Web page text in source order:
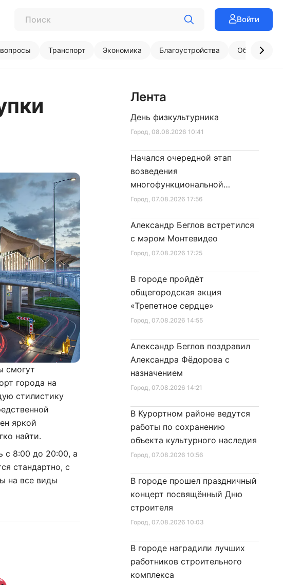
Войти
Транспорт Экономика Благоустройства
смогут
города на
стилистику
яркой
найти.
с 8:00 до 20:00, а
стандартно, с
на все виды
Лента
Город, 08.08.2026 10:41
День физкультурника
Город, 07.08.2026 17:56
Начался очередной этап
возведения
многофункциональной
площадки центра спорта
Город, 07.08.2026 17:25
Александр Беглов встретился
с мэром Монтевидео
Город, 07.08.2026 14:55
В городе пройдёт
общегородская акция
«Трепетное сердце»
Город, 07.08.2026 14:21
Александр Беглов поздравил
Александра Фёдорова с
назначением
Город, 07.08.2026 10:56
В Курортном районе ведутся
работы по сохранению
объекта культурного наследия
Город, 07.08.2026 10:03
В городе прошел праздничный
концерт посвящённый Дню
строителя
В городе наградили лучших
работников строительного
комплекса